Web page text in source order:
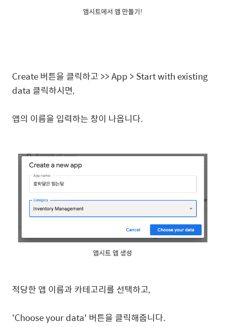
앱시트에서 앱 만들기!
Create 버튼을 클릭하고 >> App > Start with existing
data 클릭하시면,
앱의 이름을 입력하는 창이 나옵니다.
앱시트 앱 생성
적당한 앱 이름과 카테고리를 선택하고,
'Choose your data' 버튼을 클릭해줍니다.